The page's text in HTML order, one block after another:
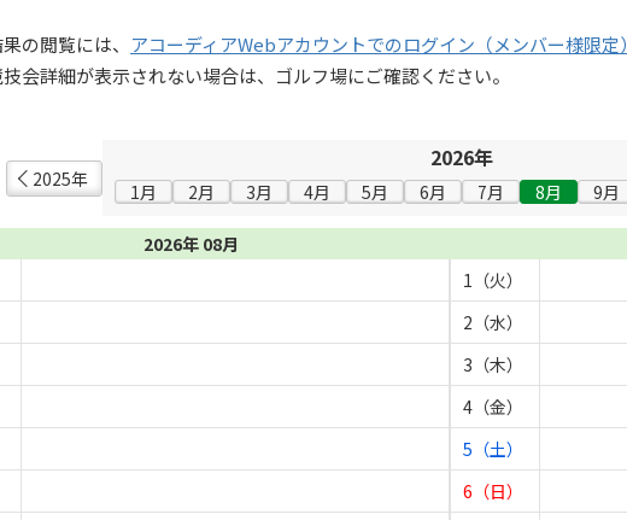
の閲覧には、 アコーディアWebアカウントでのログイン（メンバー様限定）
会詳細が表示されない場合は、ゴルフ場にご確認ください。
2025年
2026年
1月 2月 3月 4月 5月 6月 7月 8月 9月
2026年 08月
1（火）
2（水）
3（木）
4（金）
5（土）
6（日）